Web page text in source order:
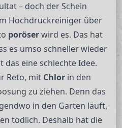
– doch der Schein
Hochdruckreiniger über
poröserwird es. Das hat
es umso schneller wieder
das eine schlechte Idee.
Reto, mit Chlor in den
zu ziehen. Denn das
in den Garten läuft,
tödlich. Deshalb hat die